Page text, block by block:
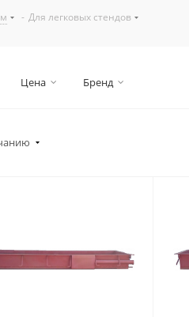
- Для легковых стендов
Цена Бренд